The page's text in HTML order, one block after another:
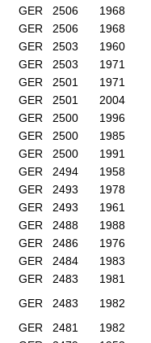
GER 2506
1968
GER 2506
1968
GER 2503
1960
GER 2503
1971
GER 2501
1971
GER 2501
2004
GER 2500
1996
GER 2500
1985
GER 2500
1991
GER 2494
1958
GER 2493
1978
GER 2493
1961
GER 2488
1988
GER 2486
1976
GER 2484
1983
GER 2483
1981
GER 2483
1982
GER 2481
1982